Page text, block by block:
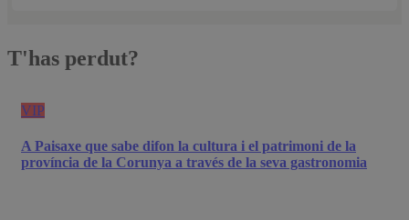
T'has perdut?
VIP
A Paisaxe que sabe difon la cultura i el patrimoni de la
província de la Corunya a través de la seva gastronomia